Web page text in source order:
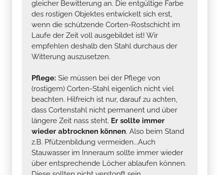
gleicher Bewitterung an. Die entgültige Farbe
des rostigen Objektes entwickelt sich erst,
wenn die schützende Corten-Rostschicht im
Laufe der Zeit voll ausgebildet ist! Wir
empfehlen deshalb den Stahl durchaus der
Witterung auszusetzen.
Pflege: Sie müssen bei der Pflege von
(rostigem) Corten-Stahl eigenlich nicht viel
beachten. Hilfreich ist nur, darauf zu achten,
dass Cortenstahl nicht permanent und über
längere Zeit nass steht. Er sollte immer
wieder abtrocknen können. Also beim Stand
z.B. Pfützenbildung vermeiden...Auch
Stauwasser im Inneraum sollte immer wieder
über entsprechende Löcher ablaufen können.